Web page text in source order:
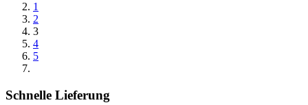
1
2
3
4
5
Schnelle Lieferung